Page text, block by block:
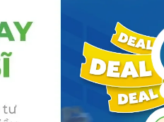
đảm bảo sức khỏe bắt buộc
việc cấy ghép trụ implant
bệnh nhân, nếu không sẽ